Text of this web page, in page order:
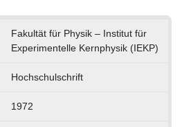
Fakultät für Physik – Institut für
Experimentelle Kernphysik (IEKP)
Hochschulschrift
1972